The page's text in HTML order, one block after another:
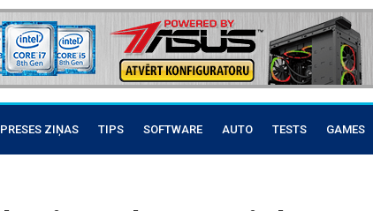
PRESES ZIŅAS TIPS SOFTWARE AUTO TESTS GAMES